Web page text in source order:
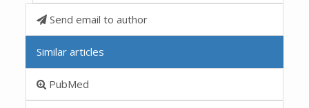
Send email to author
Similar articles
PubMed